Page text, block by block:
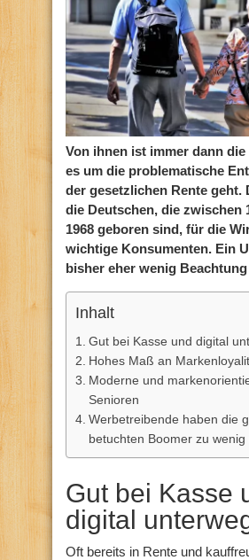
Von ihnen ist immer dann die
es um die problematische
der gesetzlichen Rente geht.
die Deutschen, die zwischen
1968 geboren sind, für die
wichtige Konsumenten. Ein
bisher eher wenig
Inhalt
Gut bei Kasse und digital
Hohes Maß an
Moderne und
Senioren
Werbetreibende haben die
betuchten Boomer zu wenig
Gut bei Kasse
digital
Oft bereits in Rente und